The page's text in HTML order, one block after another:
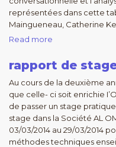
représentées dans cette
Maingueneau, Catherine
Read more
rapport de
Au cours de la deuxième
que celle- ci soit enrichie
de passer un stage
stage dans la Société AL
03/03/2014 au 29/03/2014
méthodes techniques